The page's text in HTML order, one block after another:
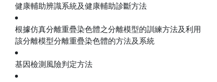
健康輔助辨識系統及健康輔助診斷方法
根據仿真分離重疊染色體之分離模型的訓練方法及利用
該分離模型分離重疊染色體的方法及系統
基因檢測風險判定方法